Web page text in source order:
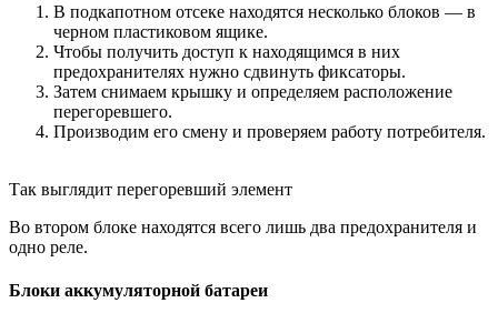
В подкапотном отсеке находятся несколько блоков — в
черном пластиковом ящике.
Чтобы получить доступ к находящимся в них
предохранителях нужно сдвинуть фиксаторы.
Затем снимаем крышку и определяем расположение
перегоревшего.
Производим его смену и проверяем работу потребителя.
Так выглядит перегоревший элемент
Во втором блоке находятся всего лишь два предохранителя и
одно реле.
Блоки аккумуляторной батареи